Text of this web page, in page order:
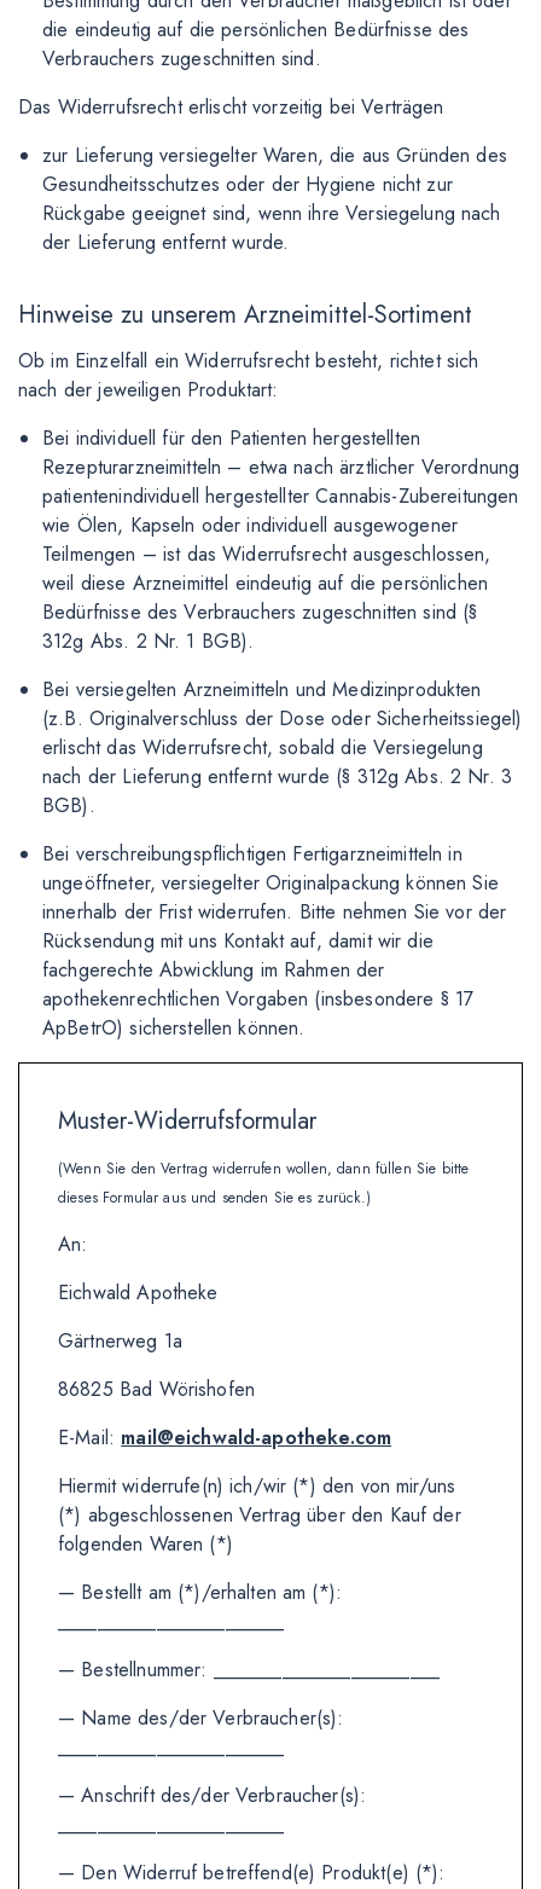
die eindeutig auf die persönlichen Bedürfnisse des
Verbrauchers zugeschnitten sind.
Das Widerrufsrecht erlischt vorzeitig bei Verträgen
zur Lieferung versiegelter Waren, die aus Gründen des
Gesundheitsschutzes oder der Hygiene nicht zur
Rückgabe geeignet sind, wenn ihre Versiegelung nach
der Lieferung entfernt wurde.
Hinweise zu unserem Arzneimittel-Sortiment
Ob im Einzelfall ein Widerrufsrecht besteht, richtet sich
nach der jeweiligen Produktart:
Bei individuell für den Patienten hergestellten
Rezepturarzneimitteln – etwa nach ärztlicher Verordnung
patientenindividuell hergestellter Cannabis-Zubereitungen
wie Ölen, Kapseln oder individuell ausgewogener
Teilmengen – ist das Widerrufsrecht ausgeschlossen,
weil diese Arzneimittel eindeutig auf die persönlichen
Bedürfnisse des Verbrauchers zugeschnitten sind (§
312g Abs. 2 Nr. 1 BGB).
Bei versiegelten Arzneimitteln und Medizinprodukten
(z.B. Originalverschluss der Dose oder Sicherheitssiegel)
erlischt das Widerrufsrecht, sobald die Versiegelung
nach der Lieferung entfernt wurde (§ 312g Abs. 2 Nr. 3
BGB).
Bei verschreibungspflichtigen Fertigarzneimitteln in
ungeöffneter, versiegelter Originalpackung können Sie
innerhalb der Frist widerrufen. Bitte nehmen Sie vor der
Rücksendung mit uns Kontakt auf, damit wir die
fachgerechte Abwicklung im Rahmen der
apothekenrechtlichen Vorgaben (insbesondere § 17
ApBetrO) sicherstellen können.
Muster-Widerrufsformular
(Wenn Sie den Vertrag widerrufen wollen, dann füllen Sie bitte
dieses Formular aus und senden Sie es zurück.)
An:
Eichwald Apotheke
Gärtnerweg 1a
86825 Bad Wörishofen
E-Mail: mail@eichwald-apotheke.com
Hiermit widerrufe(n) ich/wir (*) den von mir/uns
(*) abgeschlossenen Vertrag über den Kauf der
folgenden Waren (*)
— Bestellt am (*)/erhalten am (*):
— Bestellnummer: _______________________
— Name des/der Verbraucher(s):
— Anschrift des/der Verbraucher(s):
— Den Widerruf betreffend(e) Produkt(e) (*):